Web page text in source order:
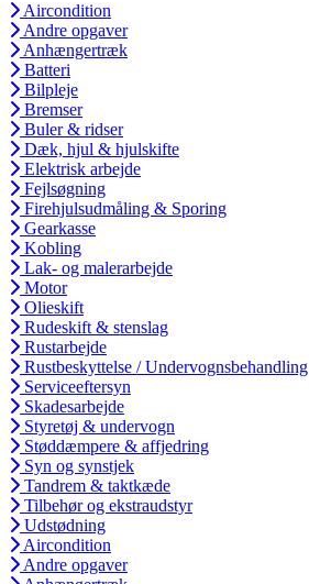
Aircondition
Andre opgaver
Anhængertræk
Batteri
Bilpleje
Bremser
Buler & ridser
Dæk, hjul & hjulskifte
Elektrisk arbejde
Fejlsøgning
Firehjulsudmåling & Sporing
Gearkasse
Kobling
Lak- og malerarbejde
Motor
Olieskift
Rudeskift & stenslag
Rustarbejde
Rustbeskyttelse / Undervognsbehandling
Serviceeftersyn
Skadesarbejde
Styretøj & undervogn
Støddæmpere & affjedring
Syn og synstjek
Tandrem & taktkæde
Tilbehør og ekstraudstyr
Udstødning
Aircondition
Andre opgaver